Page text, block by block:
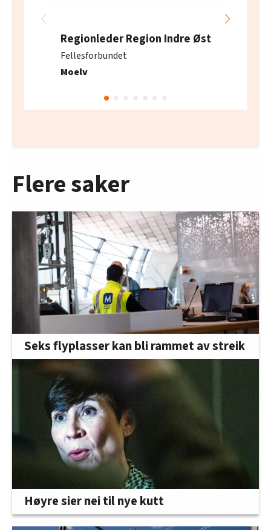
Regionleder Region Indre Øst
Fellesforbundet
Moelv
Flere saker
Seks flyplasser kan bli rammet av streik
Høyre sier nei til nye kutt